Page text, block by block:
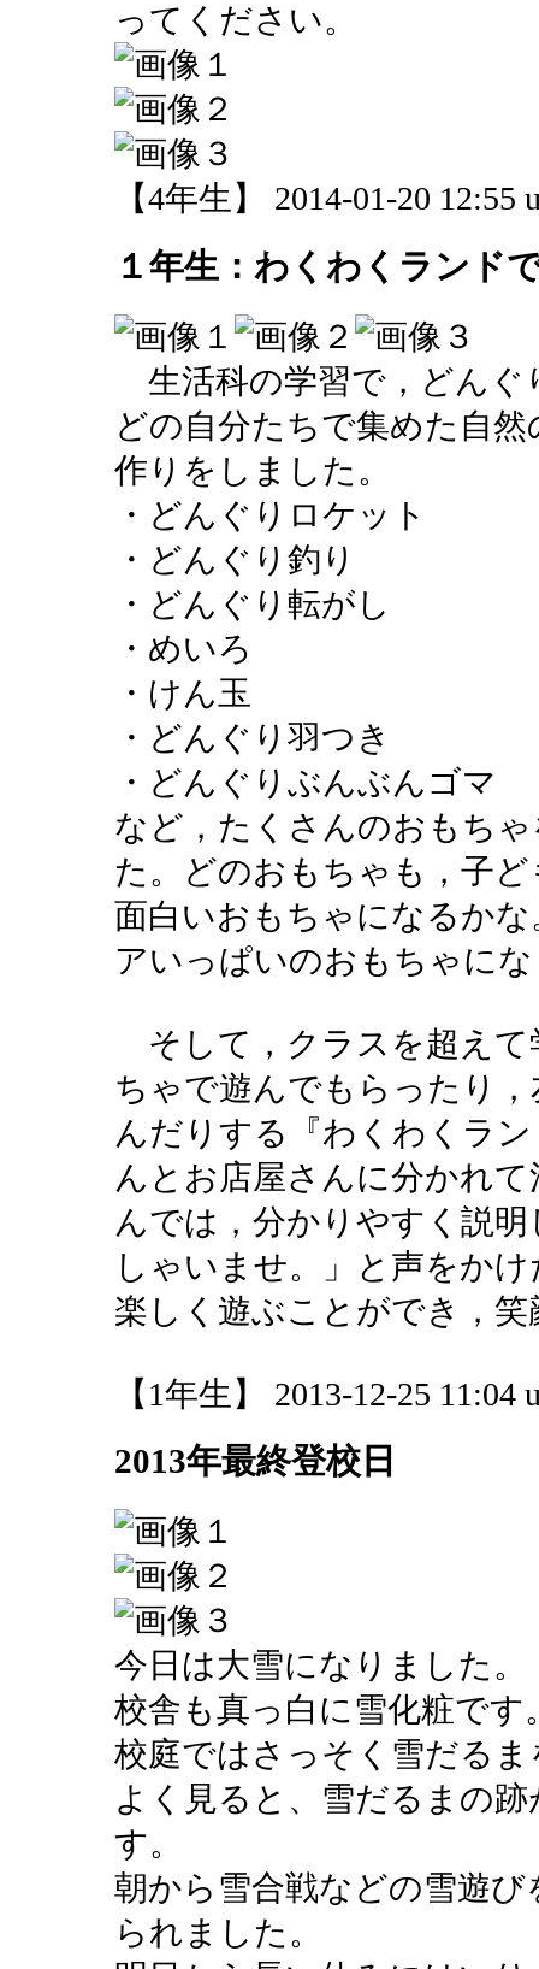
ってください。
【4年生】 2014-01-20 12:55
１年生：わくわくランド
生活科の学習で，どんぐ
どの自分たちで集めた自
作りをしました。
・どんぐりロケット
・どんぐり釣り
・どんぐり転がし
・めいろ
・けん玉
・どんぐり羽つき
・どんぐりぶんぶんゴマ
など，たくさんのおもち
た。どのおもちゃも，子
面白いおもちゃになるか
アいっぱいのおもちゃに
そして，クラスを超えて
ちゃで遊んでもらったり
んだりする『わくわくラ
んとお店屋さんに分かれ
んでは，分かりやすく説
しゃいませ。」と声をか
楽しく遊ぶことができ，
【1年生】 2013-12-25 11:04
2013年最終登校日
今日は大雪になりました。
校舎も真っ白に雪化粧です
校庭ではさっそく雪だる
よく見ると、雪だるまの
す。
朝から雪合戦などの雪遊
られました。